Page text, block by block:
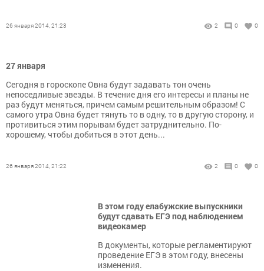
26 января 2014, 21:23 2 0 0
27 января
Сегодня в гороскопе Овна будут задавать тон очень
непоседливые звезды. В течение дня его интересы и планы не
раз будут меняться, причем самым решительным образом! С
самого утра Овна будет тянуть то в одну, то в другую сторону, и
противиться этим порывам будет затруднительно. По-
хорошему, чтобы добиться в этот день...
26 января 2014, 21:22 2 0 0
В этом году елабужские выпускники
будут сдавать ЕГЭ под наблюдением
видеокамер
В документы, которые регламентируют
проведение ЕГЭ в этом году, внесены
изменения.